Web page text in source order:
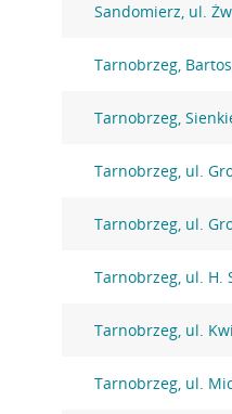
Sandomierz, ul.
Tarnobrzeg,
Tarnobrzeg,
Tarnobrzeg, ul.
Tarnobrzeg, ul.
Tarnobrzeg, ul. H.
Tarnobrzeg, ul.
Tarnobrzeg, ul.